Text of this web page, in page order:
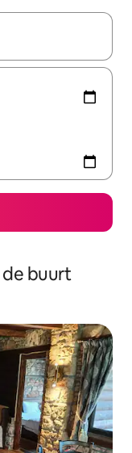
maak je een keuze
buurt